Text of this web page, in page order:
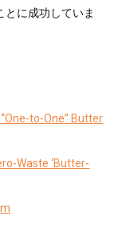
に成功していま
to-One” Butter
Waste ‘Butter-